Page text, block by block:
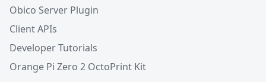
Obico Server Plugin
Client APIs
Developer Tutorials
Orange Pi Zero 2 OctoPrint Kit